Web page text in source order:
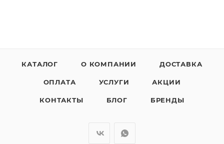
КАТАЛОГ О КОМПАНИИ ДОСТАВКА
ОПЛАТА УСЛУГИ АКЦИИ
КОНТАКТЫ БЛОГ БРЕНДЫ